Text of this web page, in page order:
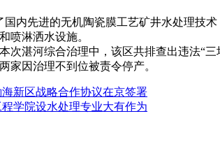
先进的无机陶瓷膜工艺矿井水处理技术
喷淋洒水设施。
湛河综合治理中，该区共排查出违法“三
家因治理不到位被责令停产。
新区战略合作协议在京签署
学院设水处理专业大有作为